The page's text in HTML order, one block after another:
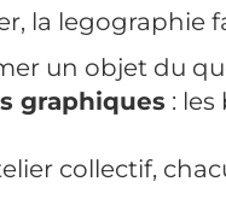
la legographie
un objet du
graphiques :
collectif,